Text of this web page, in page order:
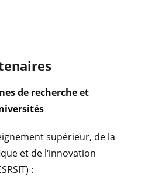
de recherche et
supérieur, de la
et de l‘innovation
: